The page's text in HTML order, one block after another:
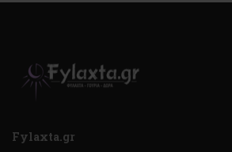
Fylaxta.gr